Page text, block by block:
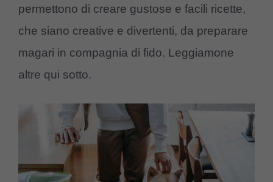
permettono di creare gustose e facili ricette,
che siano creative e divertenti, da preparare
magari in compagnia di fido. Leggiamone
altre qui sotto.